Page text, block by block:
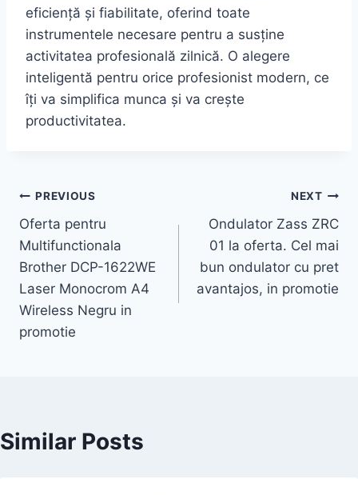
eficiență și fiabilitate, oferind toate
instrumentele necesare pentru a susține
activitatea profesională zilnică. O alegere
inteligentă pentru orice profesionist modern, ce
îți va simplifica munca și va crește
productivitatea.
Post
navigation
PREVIOUS
Oferta pentru
Multifunctionala
Brother DCP-1622WE
Laser Monocrom A4
Wireless Negru in
promotie
NEXT
Ondulator Zass ZRC
01 la oferta. Cel mai
bun ondulator cu pret
avantajos, in promotie
Similar Posts